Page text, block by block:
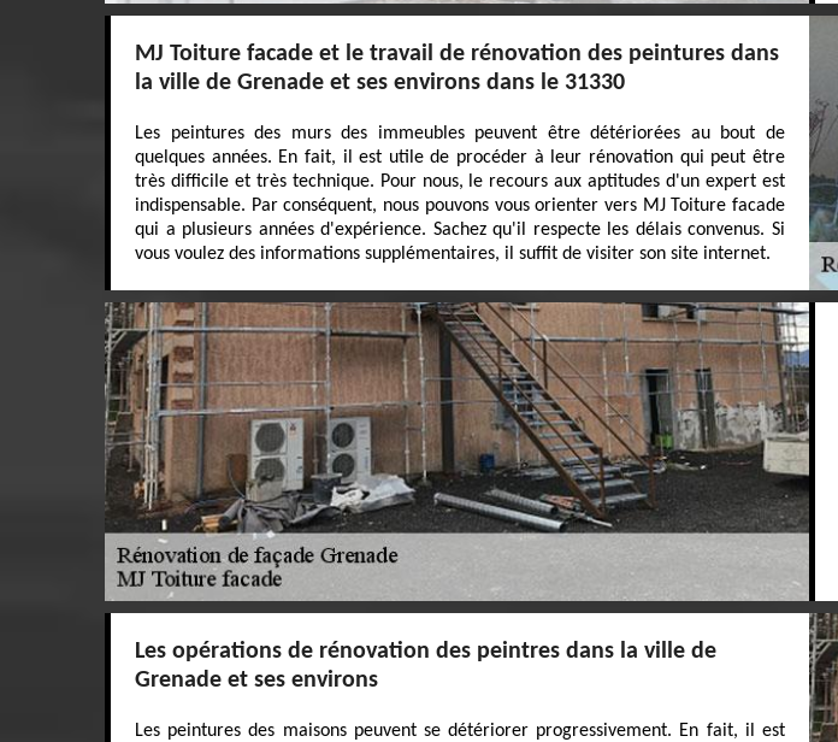
MJ Toiture facade et le travail de rénovation des peintures dans
la ville de Grenade et ses environs dans le 31330
Les peintures des murs des immeubles peuvent être détériorées au bout de
quelques années. En fait, il est utile de procéder à leur rénovation qui peut être
très difficile et très technique. Pour nous, le recours aux aptitudes d'un expert est
indispensable. Par conséquent, nous pouvons vous orienter vers MJ Toiture facade
qui a plusieurs années d'expérience. Sachez qu'il respecte les délais convenus. Si
vous voulez des informations supplémentaires, il suffit de visiter son site internet.
Les opérations de rénovation des peintres dans la ville de
Grenade et ses environs
Les peintures des maisons peuvent se détériorer progressivement. En fait, il est